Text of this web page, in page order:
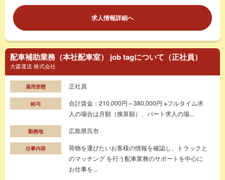
求人情報詳細へ
配車補助業務（本社配車室） job tagについて（正社員）
大森運送 株式会社
雇用形態 正社員
給与
合計賃金：210,000円～380,000円 ※フルタイム求
人の場合は月額（換算額）、パート求人の場...
勤務地 広島県呉市
仕事内容
荷物を運びたいお客様の情報を確認し、トラックと
のマッチング を行う配車業務のサポートを中心に
お仕事を...